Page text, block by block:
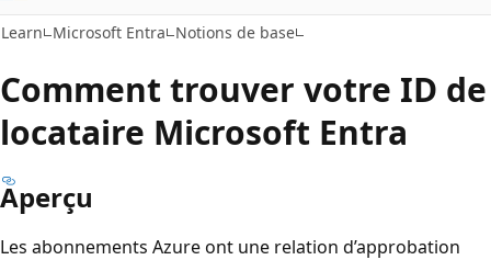
Learn Microsoft Entra Notions de base
Comment trouver votre ID de
locataire Microsoft Entra
Aperçu
Les abonnements Azure ont une relation d’approbation